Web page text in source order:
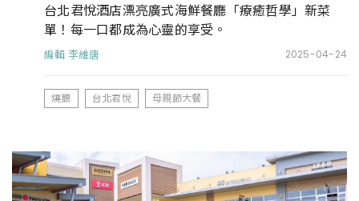
台北君悅酒店漂亮廣式海鮮餐廳「療癒哲學」新菜
單！每一口都成為心靈的享受。
編輯 李維唐 2025-04-24
燒鵝 台北君悅 母親節大餐